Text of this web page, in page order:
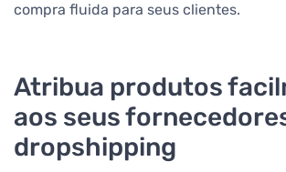
compra fluida para seus clientes.
Atribua produtos
aos seus
dropshipping